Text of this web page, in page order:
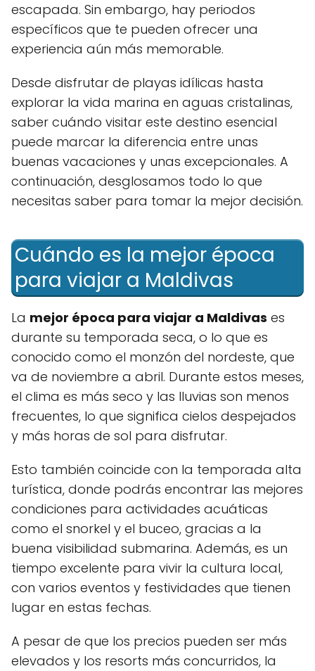
escapada. Sin embargo, hay periodos
específicos que te pueden ofrecer una
experiencia aún más memorable.
Desde disfrutar de playas idílicas hasta
explorar la vida marina en aguas cristalinas,
saber cuándo visitar este destino esencial
puede marcar la diferencia entre unas
buenas vacaciones y unas excepcionales. A
continuación, desglosamos todo lo que
necesitas saber para tomar la mejor decisión.
Cuándo es la mejor época
para viajar a Maldivas
La mejor época para viajar a Maldivas es
durante su temporada seca, o lo que es
conocido como el monzón del nordeste, que
va de noviembre a abril. Durante estos meses,
el clima es más seco y las lluvias son menos
frecuentes, lo que significa cielos despejados
y más horas de sol para disfrutar.
Esto también coincide con la temporada alta
turística, donde podrás encontrar las mejores
condiciones para actividades acuáticas
como el snorkel y el buceo, gracias a la
buena visibilidad submarina. Además, es un
tiempo excelente para vivir la cultura local,
con varios eventos y festividades que tienen
lugar en estas fechas.
A pesar de que los precios pueden ser más
elevados y los resorts más concurridos, la